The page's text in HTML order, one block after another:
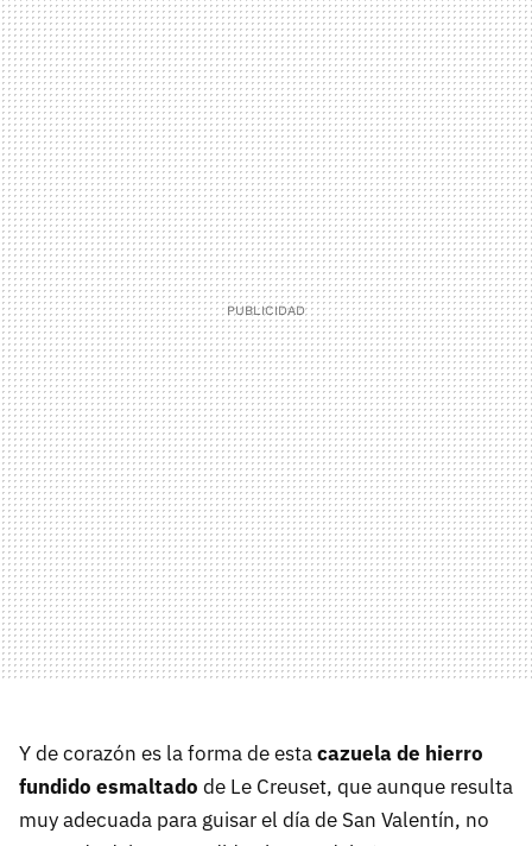
Y de corazón es la forma de estacazuela de hierro
fundido esmaltado de Le Creuset, que aunque resulta
muy adecuada para guisar el día de San Valentín, no